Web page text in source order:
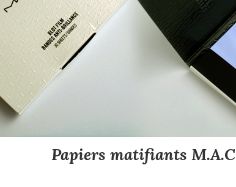
Papiers matifiants M.A.C